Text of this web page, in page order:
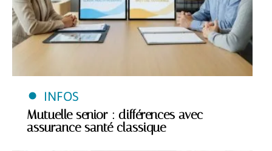
INFOS
Mutuelle senior : différences avec
assurance santé classique